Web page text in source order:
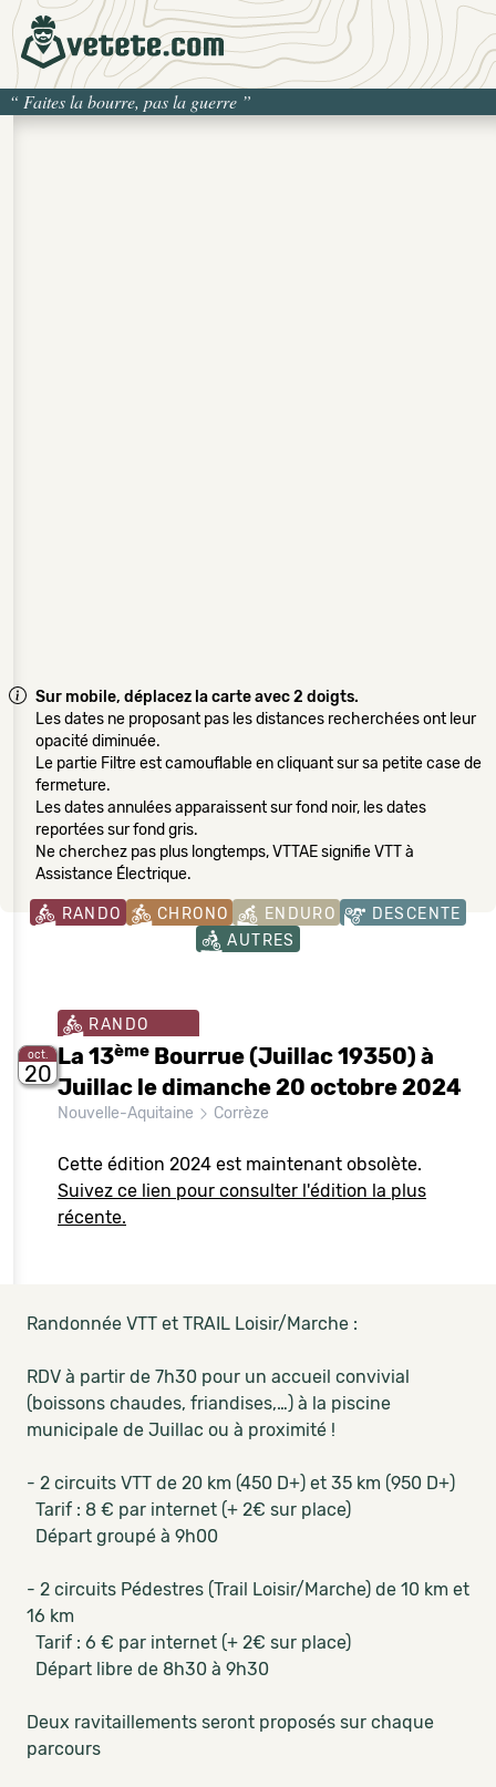
“ Faites la bourre, pas la guerre ”
Sur mobile, déplacez la carte avec 2 doigts.
Les dates ne proposant pas les distances recherchées ont leur
opacité diminuée.
Le partie Filtre est camouflable en cliquant sur sa petite case de
fermeture.
Les dates annulées apparaissent sur fond noir, les dates
reportées sur fond gris.
Ne cherchez pas plus longtemps, VTTAE signifie VTT à
Assistance Électrique.
RANDO CHRONO ENDURO
DESCENTE
AUTRES
oct.
20
RANDO
La 13ème Bourrue (Juillac 19350) à
Juillac le dimanche 20 octobre 2024
Nouvelle-Aquitaine Corrèze
Cette édition 2024 est maintenant obsolète.
Suivez ce lien pour consulter l'édition la plus
récente.
Randonnée VTT et TRAIL Loisir/Marche :
RDV à partir de 7h30 pour un accueil convivial
(boissons chaudes, friandises,…) à la piscine
municipale de Juillac ou à proximité !
- 2 circuits VTT de 20 km (450 D+) et 35 km (950 D+)
Tarif : 8 € par internet (+ 2€ sur place)
Départ groupé à 9h00
- 2 circuits Pédestres (Trail Loisir/Marche) de 10 km et
16 km
Tarif : 6 € par internet (+ 2€ sur place)
Départ libre de 8h30 à 9h30
Deux ravitaillements seront proposés sur chaque
parcours